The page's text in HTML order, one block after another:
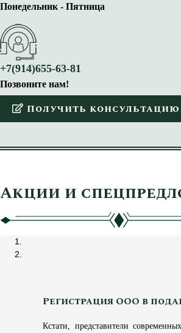
Понедельник - Пятница
+7(914)655-63-81
Позвоните нам!
Получить консультацию
Акции и
Регистрация ООО в
Кстати, представители